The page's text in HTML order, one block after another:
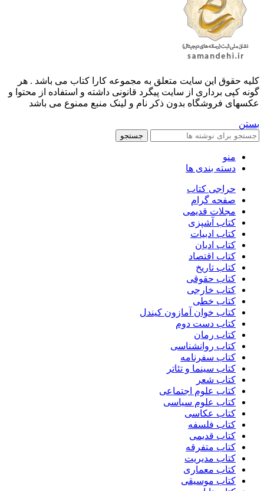
کليه حقوق اين سايت متعلق به مجموعه کارا کتاب می باشد . هر
گونه کپی برداری از سایت پیگرد قانونی داشته و استفاده از محتوا و
عکسهای فروشگاه بدون ذکر نام و لینک منبع ممنوع می باشد
بستن
جستجو
منو
دسته بندی ها
حراجی کتاب
صفحه گرام
مجلات قدیمی
کتاب آشپزی
کتاب ادبیات
کتاب ادیان
کتاب اقتصاد
کتاب تاریخ
کتاب حقوقی
کتاب خارجی
کتاب خطی
کتاب خوان آمازون کیندل
کتاب دست دوم
کتاب رمان
کتاب روانشناسی
کتاب سفرنامه
کتاب سینما و تئاتر
کتاب شعر
کتاب علوم اجتماعی
کتاب علوم سیاسی
کتاب عکاسی
کتاب فلسفه
کتاب قدیمی
کتاب متفرقه
کتاب مدیریت
کتاب معماری
کتاب موسیقی